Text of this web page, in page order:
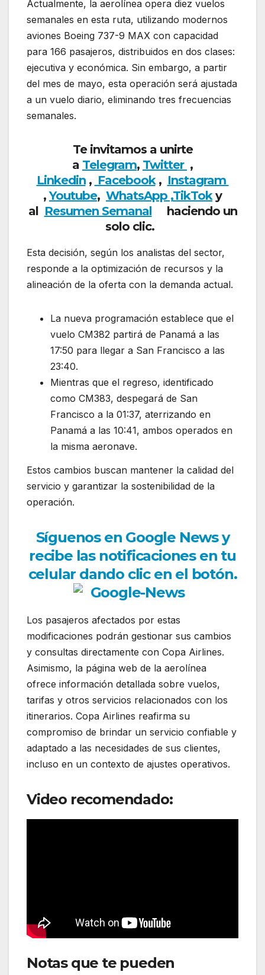
Actualmente, la aerolínea opera diez vuelos
semanales en esta ruta, utilizando modernos
aviones Boeing 737-9 MAX con capacidad
para 166 pasajeros, distribuidos en dos clases:
ejecutiva y económica. Sin embargo, a partir
del mes de mayo, esta operación será ajustada
a un vuelo diario, eliminando tres frecuencias
semanales.
Te invitamos a unirte
a Telegram, Twitter ,
Linkedin, Facebook, Instagram
,Youtube, WhatsApp ,TikToky
al Resumen Semanalhaciendo un
solo clic.
Esta decisión, según los analistas del sector,
responde a la optimización de recursos y la
alineación de la oferta con la demanda actual.
La nueva programación establece que el
vuelo CM382 partirá de Panamá a las
17:50 para llegar a San Francisco a las
23:40.
Mientras que el regreso, identificado
como CM383, despegará de San
Francisco a la 01:37, aterrizando en
Panamá a las 10:41, ambos operados en
la misma aeronave.
Estos cambios buscan mantener la calidad del
servicio y garantizar la sostenibilidad de la
operación.
Síguenos en Google News y
recibe las notificaciones en tu
celular dando clic en el botón.
Los pasajeros afectados por estas
modificaciones podrán gestionar sus cambios
y consultas directamente con Copa Airlines.
Asimismo, la página web de la aerolínea
ofrece información detallada sobre vuelos,
tarifas y otros servicios relacionados con los
itinerarios. Copa Airlines reafirma su
compromiso de brindar un servicio confiable y
adaptado a las necesidades de sus clientes,
incluso en un contexto de ajustes operativos.
Video recomendado:
Notas que te pueden